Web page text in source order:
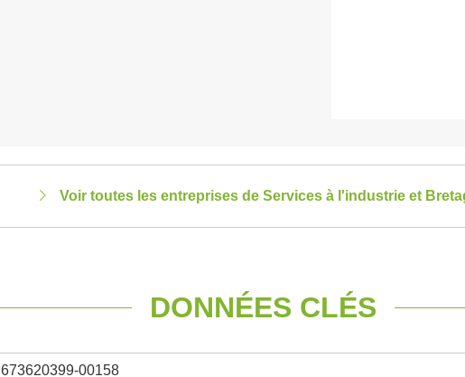
Voir toutes les entreprises de Services à l'industrie et
DONNÉES CLÉS
673620399-00158